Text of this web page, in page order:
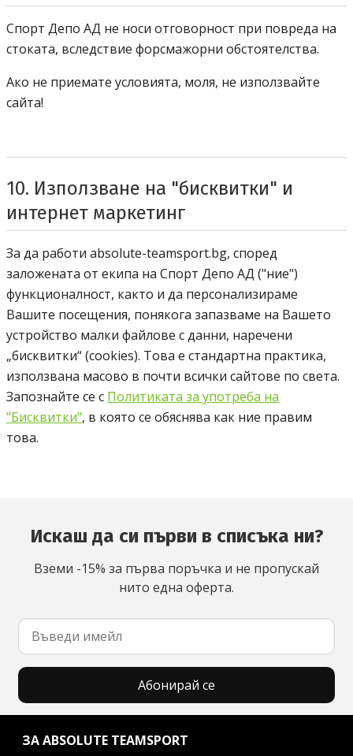
Спорт Депо АД не носи отговорност при повреда на
стоката, вследствие форсмажорни обстоятелства.
Ако не приемате условията, моля, не използвайте
сайта!
10. Използване на "бисквитки" и
интернет маркетинг
За да работи absolute-teamsport.bg, според
заложената от екипа на Спорт Депо АД Спорт депо А
("ние")
функционалност, както и да персонализираме
Вашите посещения, понякога запазваме на Вашето
устройство малки файлове с данни, наречени
„бисквитки“ (cookies). Това е стандартна практика,
използвана масово в почти всички сайтове по света.
Запознайте се с Политиката за употреба на
"Бисквитки", в която се обяснява как ние правим
това.
Искаш да си първи в списъка ни?
Вземи -15% за първа поръчка и не пропускай
нито една оферта.
Абонирай се
ЗА ABSOLUTE TEAMSPORT